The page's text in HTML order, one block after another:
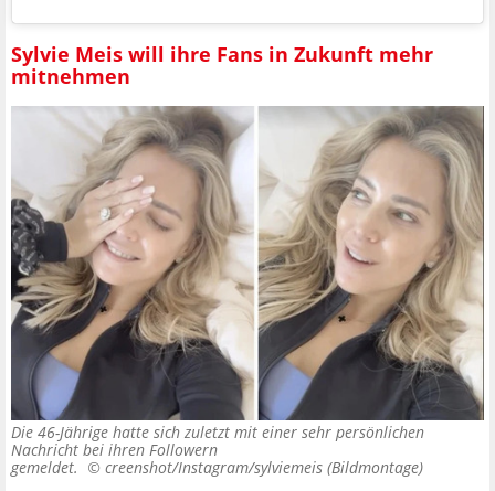
Sylvie Meis will ihre Fans in Zukunft mehr
mitnehmen
Die 46-Jährige hatte sich zuletzt mit einer sehr persönlichen
Nachricht bei ihren Followern
gemeldet. © creenshot/Instagram/sylviemeis (Bildmontage)